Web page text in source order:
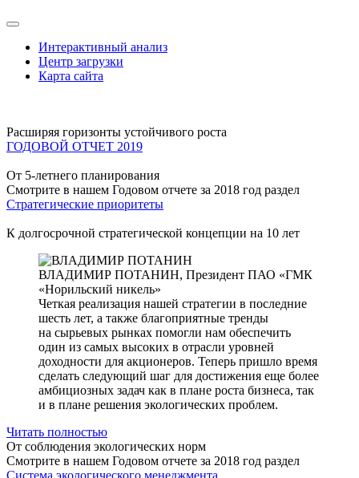
Интерактивный анализ
Центр загрузки
Карта сайта
Расширяя горизонты устойчивого роста
ГОДОВОЙ ОТЧЕТ 2019
От 5-летнего планирования
Смотрите в нашем Годовом отчете за 2018 год раздел
Стратегические приоритеты
К долгосрочной стратегической концепции на 10 лет
ВЛАДИМИР ПОТАНИН, Президент ПАО «ГМК
«Норильский никель»
Четкая реализация нашей стратегии в последние
шесть лет, а также благоприятные тренды
на сырьевых рынках помогли нам обеспечить
один из самых высоких в отрасли уровней
доходности для акционеров. Теперь пришло время
сделать следующий шаг для достижения еще более
амбициозных задач как в плане роста бизнеса, так
и в плане решения экологических проблем.
Читать полностью
От соблюдения экологических норм
Смотрите в нашем Годовом отчете за 2018 год раздел
Система экологического менеджмента